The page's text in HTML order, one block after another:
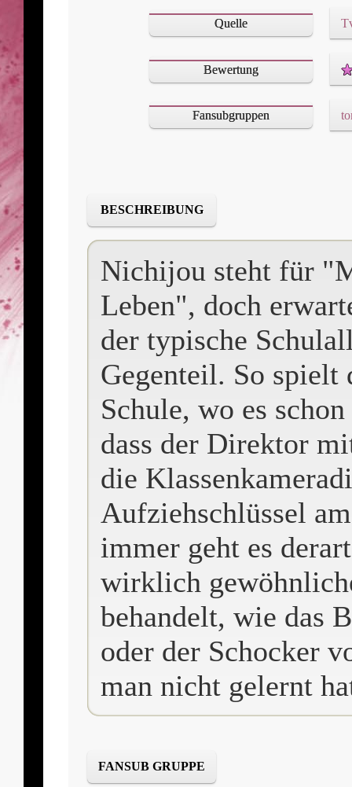
Quelle
Bewertung
Fansubgruppen
BESCHREIBUNG
Nichijou steht für
Leben", doch
der typische
Gegenteil. So spielt
Schule, wo es
dass der Direktor
die
Aufziehschlüssel
immer geht es
wirklich
behandelt, wie das
oder der Schocker
man nicht gelernt
FANSUB GRUPPE